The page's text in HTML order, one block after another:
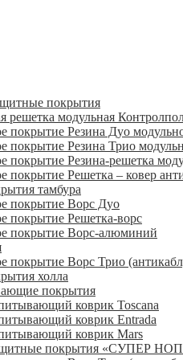
покрытия
решетка модульная
покрытие Резина Дуо
покрытие Резина Трио
покрытие Резина-решетка
покрытие Решетка – ковер
тамбура
покрытие Ворс Дуо
покрытие Решетка-ворс
покрытие Ворс-алюминий
покрытие Ворс Трио
холла
покрытия
коврик Toscana
коврик Entrada
коврик Mars
покрытия «СУПЕР